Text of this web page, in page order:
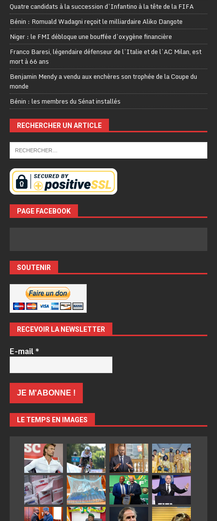
Quatre candidats à la succession d’Infantino à la tête de la FIFA
Bénin : Romuald Wadagni reçoit le milliardaire Aliko Dangote
Niger : le FMI débloque une bouffée d’oxygène financière
Franco Baresi, légendaire défenseur de l’Italie et de l’AC Milan, est
mort à 66 ans
Benjamin Mendy a vendu aux enchères son trophée de la Coupe du
monde
Bénin : les membres du Sénat installés
RECHERCHER UN ARTICLE
PAGE FACEBOOK
SOUTENIR
RECEVOIR LA NEWSLETTER
E-mail*
LE TEMPS EN IMAGES